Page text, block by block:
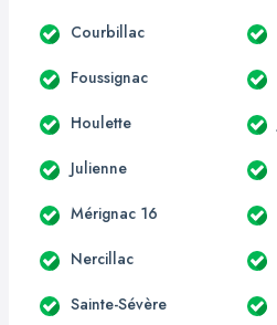
Courbillac
Foussignac
Houlette
Julienne
Mérignac 16
Nercillac
Sainte-Sévère